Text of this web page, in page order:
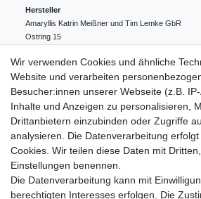
Hersteller
Amaryllis Katrin Meißner und Tim Lemke GbR
Ostring 15
004943548099856
amaryllis-eckernfoerde@t-online.de
EU-Verantwortlicher
Amaryllis Katrin Meißner und Tim Lemke GbR
Ostring
15
004943548099856
amaryllis-eckernfoerde@t-online.de
Wir verwenden Cookies und ähnliche
Website und verarbeiten
Besucher:innen unserer Webseite (z.B.
Inhalte und Anzeigen zu personalisieren,
Drittanbietern einzubinden oder Zugriffe
analysieren. Die Datenverarbeitung
Cookies. Wir teilen diese Daten mit
Einstellungen benennen.
Die Datenverarbeitung kann mit
berechtigten Interesses erfolgen. Die